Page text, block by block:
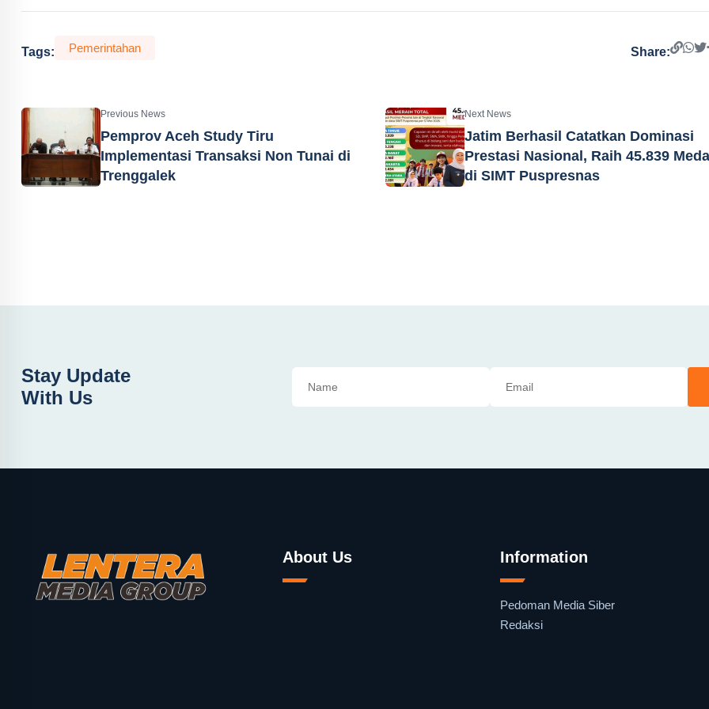
Tags: Pemerintahan Share:
Previous News
Pemprov Aceh Study Tiru
Implementasi Transaksi Non Tunai di
Trenggalek
Next News
Jatim Berhasil Catatkan Dominasi
Prestasi Nasional, Raih 45.839
di SIMT Puspresnas
Stay Update
With Us
About Us Information
Pedoman Media Siber
Redaksi